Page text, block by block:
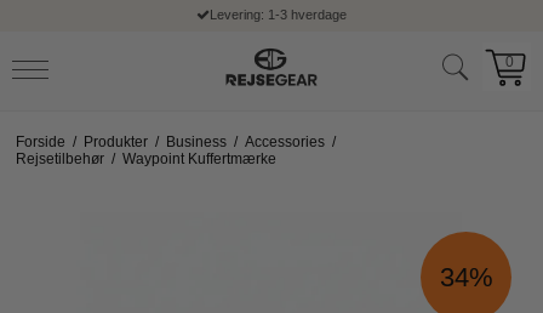
Levering: 1-3 hverdage
0
Forside / Produkter / Business / Accessories /
Rejsetilbehør / Waypoint Kuffertmærke
34%